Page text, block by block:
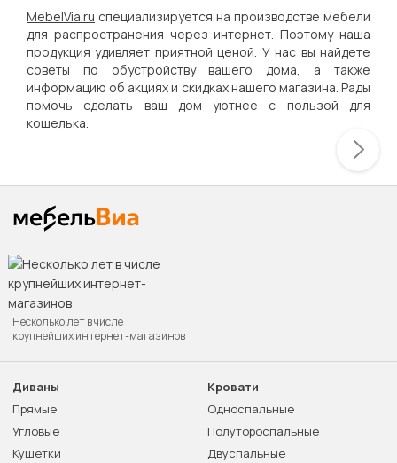
MebelVia.ru специализируется на производстве мебели
для распространения через интернет. Поэтому наша
продукция удивляет приятной ценой. У нас вы найдете
советы по обустройству вашего дома, а также
информацию об акциях и скидках нашего магазина. Рады
помочь сделать ваш дом уютнее с пользой для
кошелька.
Несколько лет в числе
крупнейших интернет-магазинов
Диваны
Прямые
Угловые
Кушетки
Кровати
Односпальные
Полутороспальные
Двуспальные